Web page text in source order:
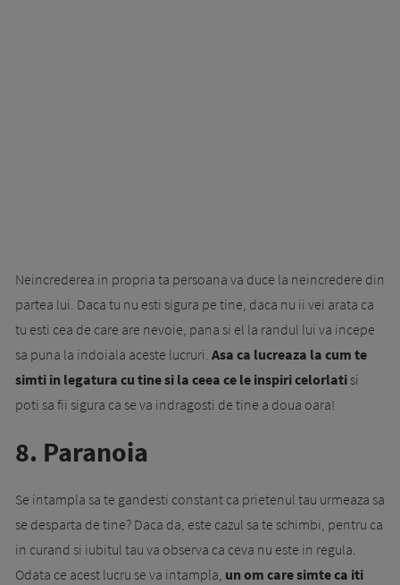
Neincrederea in propria ta persoana va duce la neincredere din
partea lui. Daca tu nu esti sigura pe tine, daca nu ii vei arata ca
tu esti cea de care are nevoie, pana si el la randul lui va incepe
sa puna la indoiala aceste lucruri. Asa ca lucreaza la cum te
simti in legatura cu tine si la ceea ce le inspiri celorlatisi
poti sa fii sigura ca se va indragosti de tine a doua oara!
8. Paranoia
Se intampla sa te gandesti constant ca prietenul tau urmeaza sa
se desparta de tine? Daca da, este cazul sa te schimbi, pentru ca
in curand si iubitul tau va observa ca ceva nu este in regula.
Odata ce acest lucru se va intampla, un om care simte ca iti